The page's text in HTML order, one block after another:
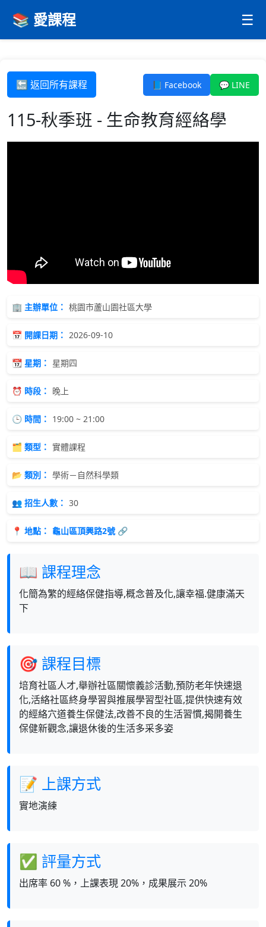
📚 愛課程 ☰
🔙 返回所有課程 📘 Facebook 💬 LINE
115-秋季班 - 生命教育經絡學
🏢 主辦單位： 桃園市蘆山園社區大學
📅 開課日期： 2026-09-10
📆 星期： 星期四
⏰ 時段： 晚上
🕒 時間： 19:00 ~ 21:00
🗂 類型： 實體課程
📂 類別： 學術－自然科學類
👥 招生人數： 30
📍 地點： 龜山區頂興路2號 🔗
📖 課程理念
化簡為繁的經絡保健指導,概念普及化,讓幸福.健康滿天
下
🎯 課程目標
培育社區人才,舉辦社區關懷義診活動,預防老年快速退
化,活絡社區終身學習與推展學習型社區,提供快速有效
的經絡穴道養生保健法,改善不良的生活習慣,揭開養生
保健新觀念,讓退休後的生活多采多姿
📝 上課方式
實地演練
✅ 評量方式
出席率 60 %，上課表現 20%，成果展示 20%